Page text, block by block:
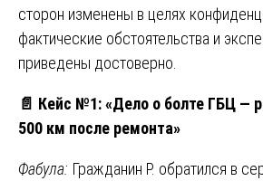
сторон изменены в целях
фактические обстоятельства и
приведены достоверно.
📄 Кейс №1: «Дело о болте ГБЦ —
500 км после ремонта»
Фабула: Гражданин Р. обратился в